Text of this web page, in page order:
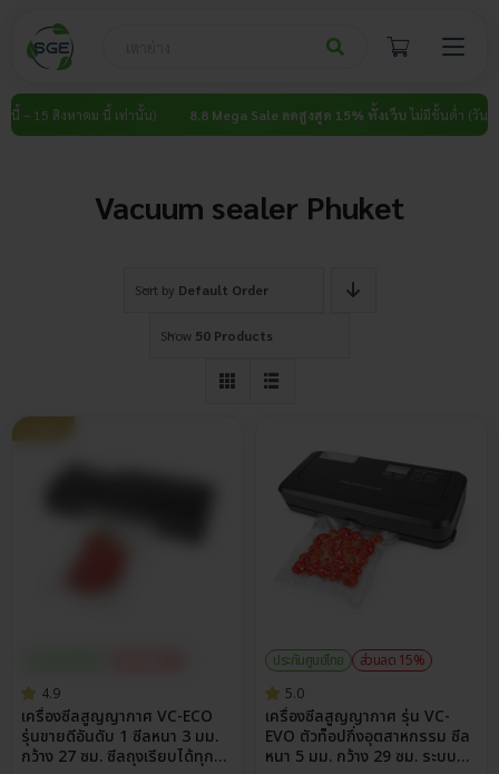
content
15 สิงหาคม นี้ เท่านั้น) 8.8 Mega Sale ลดสูงสุด 15% ทั้งเว็บไม่มีขั้นต่ำ (วันนี้ –
Vacuum sealer Phuket
Sort by Default Order
Show 50 Products
4.9
เครื่องซีลสูญญากาศ VC-ECO
รุ่นขายดีอันดับ 1 ซีลหนา 3 มม.
กว้าง 27 ซม. ซีลถุงเรียบได้ทุก
ประกันศูนย์ไทย
ส่วนลด 15%
5.0
เครื่องซีลสูญญากาศ รุ่น VC-
EVO ตัวท็อปกึ่งอุตสาหกรรม ซีล
หนา 5 มม. กว้าง 29 ซม. ระบบ